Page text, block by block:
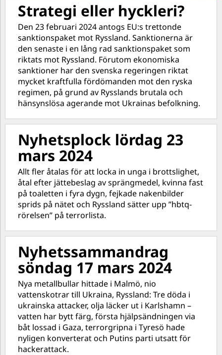
Strategi eller hyckleri?
Den 23 februari 2024 antogs EU:s trettonde
sanktionspaket mot Ryssland. Sanktionerna är
den senaste i en lång rad sanktionspaket som
riktats mot Ryssland. Förutom ekonomiska
sanktioner har den svenska regeringen riktat
mycket kraftfulla fördömanden mot den ryska
regimen, på grund av Rysslands brutala och
hänsynslösa agerande mot Ukrainas befolkning.
Nyhetsplock lördag 23
mars 2024
Allt fler åtalas för att locka in unga i brottslighet,
åtal efter jättebeslag av sprängmedel, kvinna fast
på toaletten i fyra dygn, fejkade nakenbilder
sprids på nätet och Ryssland sätter upp ”hbtq-
rörelsen” på terrorlista.
Nyhetssammandrag
söndag 17 mars 2024
Nya metallbullar hittade i Malmö, nio
vattenskotrar till Ukraina, Ryssland: Tre döda i
ukrainska attacker, olja läcker ut i Karlshamn –
vatten har bytt färg, första hjälpsändningen via
båt lossad i Gaza, terrorgripna i Tyresö hade
nyligen konverterat och Putins parti utsatt för
hackerattack.